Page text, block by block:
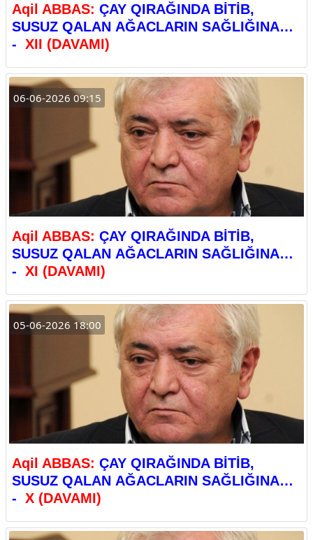
Aqil ABBAS: ÇAY QIRAĞINDA BİTİB,
SUSUZ QALAN AĞACLARIN SAĞLIĞINA…
- XII (DAVAMI)
06-06-2026 09:15
Aqil ABBAS: ÇAY QIRAĞINDA BİTİB,
SUSUZ QALAN AĞACLARIN SAĞLIĞINA…
- XI (DAVAMI)
05-06-2026 18:00
Aqil ABBAS: ÇAY QIRAĞINDA BİTİB,
SUSUZ QALAN AĞACLARIN SAĞLIĞINA…
- X (DAVAMI)